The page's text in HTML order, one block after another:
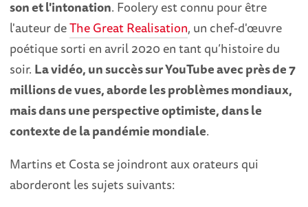
son et l'intonation. Foolery est connu pour être
l'auteur deThe Great Realisation, un chef-d'œuvre
poétique sorti en avril 2020 en tant qu’histoire du
soir. La vidéo, un succès sur YouTube avec près de 7
millions de vues, aborde les problèmes mondiaux,
mais dans une perspective optimiste, dans le
contexte de la pandémie mondiale.
Martins et Costa se joindront aux orateurs qui
aborderont les sujets suivants: